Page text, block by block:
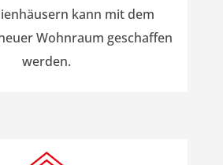
kann mit dem
Wohnraum geschaffen
werden.